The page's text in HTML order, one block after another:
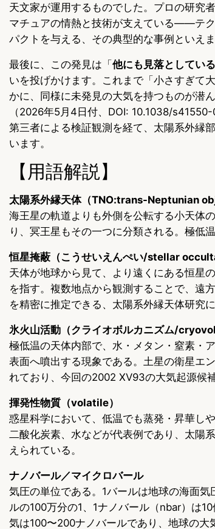
天文家が運用するものでした。プロの研究
マチュアの情熱と技術が支えている——テ
パクトを与える、その典型的な事例といえま
最後に、この発見は「他にも見落としてい
いを投げかけます。これまで「小さすぎて
かに、同様に未発見の大気を持つものが潜
（2026年5月4日付、DOI: 10.1038/
第三者による検証観測を経て、太陽系外縁
います。
【用語解説】
太陽系外縁天体（TNO:trans-Neptunian
海王星の軌道よりも外側を公転する小天体
り、冥王星もその一つに分類される。極低
恒星掩蔽（こうせいえんぺい/stellar
天体が地球から見て、より遠くにある恒星
を指す。複数地点から観測することで、遠
を精密に推定できる、太陽系外縁天体研究
氷火山活動（クライオボルカニズム/
極低温の天体内部で、水・メタン・窒素・
表面へ噴出する現象である。土星の衛星エ
れており、今回の2002 XV93の大気起源候
揮発性物質（volatile）
惑星科学において、低温でも蒸発・昇華し
二酸化炭素、水などが代表例であり、太陽
えられている。
ナノバール／マイクロバール
気圧の単位である。1バールは地球の海面
ルの100万分の1、1ナノバール（nbar）は
気は100〜200ナノバールであり、地球の